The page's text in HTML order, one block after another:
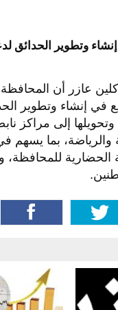
وتطوير الحدائق
عازر أن
في إنشاء وتطوير
وتحويلها إلى مراكز
والرياضة، بما
الحضارية للمحافظة،